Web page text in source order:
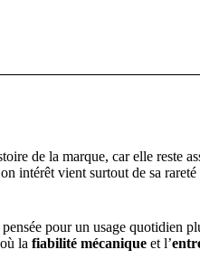
de la marque, car elle reste
intérêt vient surtout de sa
pour un usage quotidien
la fiabilité mécanique et l’